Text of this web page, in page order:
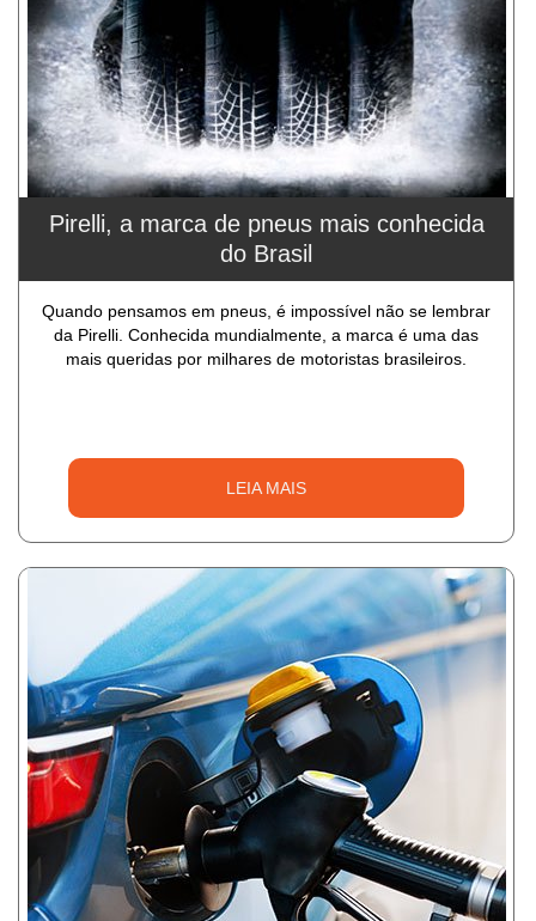
Pirelli, a marca de pneus mais conhecida
do Brasil
Quando pensamos em pneus, é impossível não se lembrar
da Pirelli. Conhecida mundialmente, a marca é uma das
mais queridas por milhares de motoristas brasileiros.
LEIA MAIS